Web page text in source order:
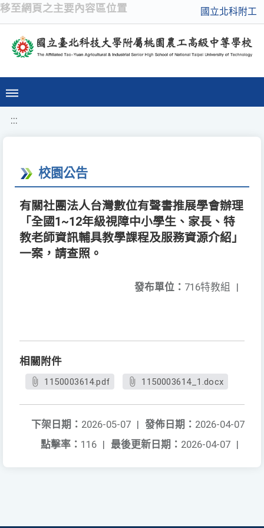
移至網頁之主要內容區位置 國立北科附工
:::
校園公告
有關社團法人台灣數位有聲書推展學會辦理
「全國1~12年級視障中小學生、家長、特
教老師資訊輔具教學課程及服務資源介紹」
一案，請查照。
發布單位： 716特教組 |
相關附件
1150003614.pdf 1150003614_1.docx
發佈日期： 2026-04-07
下架日期： 2026-05-07 |
最後更新日期： 2026-04-07 |
點擊率： 116 |